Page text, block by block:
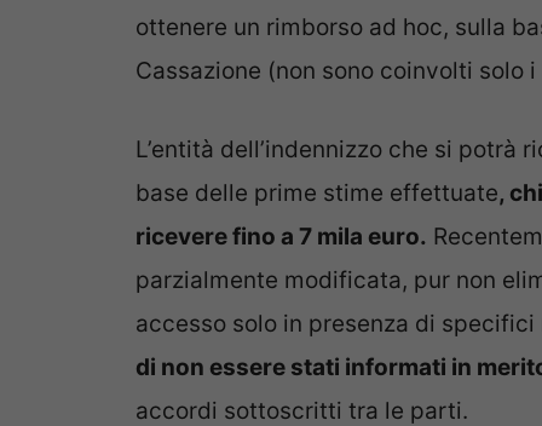
ottenere un rimborso ad hoc, sulla
Cassazione (non sono coinvolti solo
L’entità dell’indennizzo che si potrà
base delle prime stime effettuate,
ricevere fino a 7 mila euro.
parzialmente modificata, pur non
accesso solo in presenza di
di non essere stati informati in
accordi sottoscritti tra le parti.